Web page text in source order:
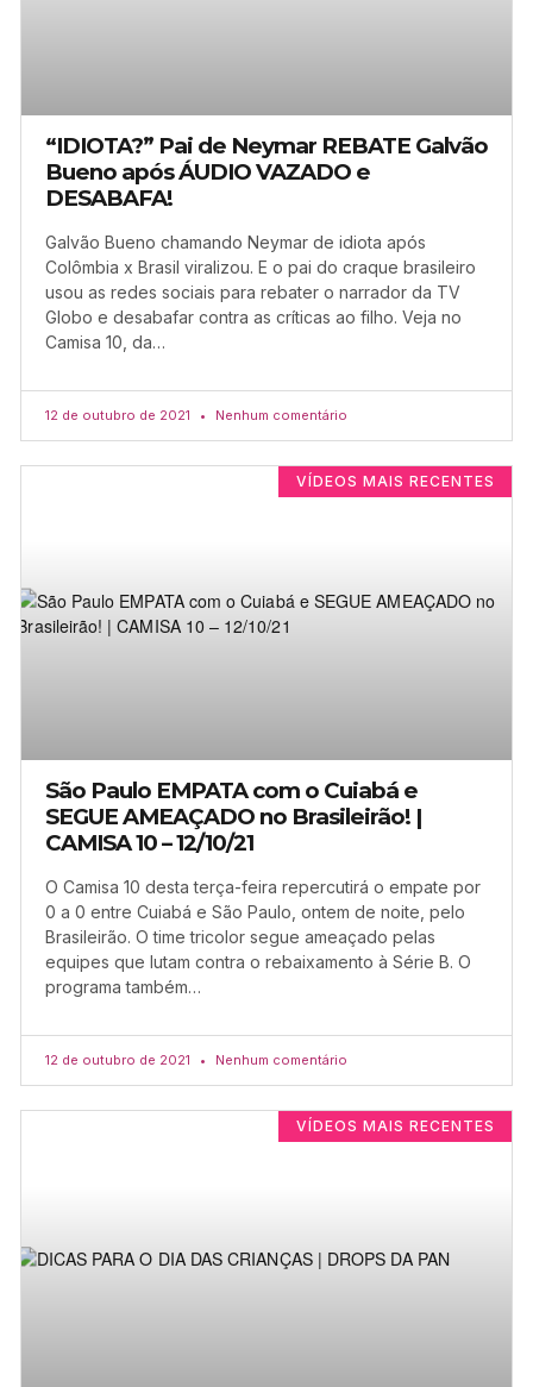
“IDIOTA?” Pai de Neymar REBATE Galvão
Bueno após ÁUDIO VAZADO e
DESABAFA!
Galvão Bueno chamando Neymar de idiota após
Colômbia x Brasil viralizou. E o pai do craque brasileiro
usou as redes sociais para rebater o narrador da TV
Globo e desabafar contra as críticas ao filho. Veja no
Camisa 10, da…
12 de outubro de 2021 Nenhum comentário
VÍDEOS MAIS RECENTES
São Paulo EMPATA com o Cuiabá e
SEGUE AMEAÇADO no Brasileirão! |
CAMISA 10 – 12/10/21
O Camisa 10 desta terça-feira repercutirá o empate por
0 a 0 entre Cuiabá e São Paulo, ontem de noite, pelo
Brasileirão. O time tricolor segue ameaçado pelas
equipes que lutam contra o rebaixamento à Série B. O
programa também…
12 de outubro de 2021 Nenhum comentário
VÍDEOS MAIS RECENTES